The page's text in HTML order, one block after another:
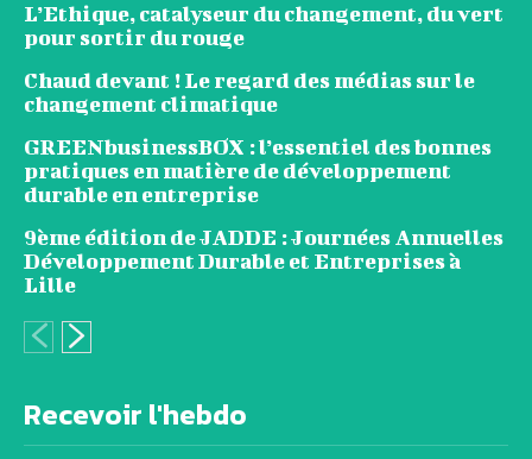
L’Ethique, catalyseur du changement, du vert
pour sortir du rouge
Chaud devant ! Le regard des médias sur le
changement climatique
GREENbusinessBOX : l’essentiel des bonnes
pratiques en matière de développement
durable en entreprise
9ème édition de JADDE : Journées Annuelles
Développement Durable et Entreprises à
Lille
Recevoir l'hebdo